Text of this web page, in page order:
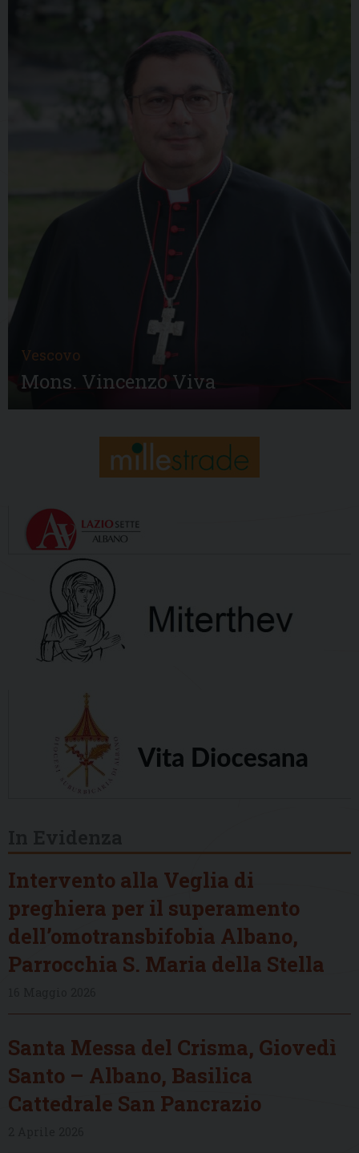
Vescovo
Mons. Vincenzo Viva
Intervento alla Veglia di
preghiera per il superamento
dell’omotransbifobia Albano,
Parrocchia S. Maria della Stella
Santa Messa del Crisma, Giovedì
Santo – Albano, Basilica
Cattedrale San Pancrazio